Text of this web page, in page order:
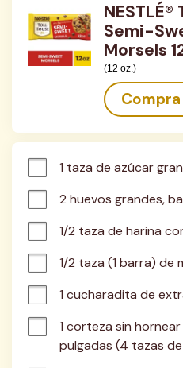
NESTLÉ®
Semi-
Morsels
(12 oz.)
1 taza de azúcar
2 huevos grandes,
1/2 taza de harina
1/2 taza (1 barra) de
1 cucharadita de
1 corteza sin
pulgadas (4 tazas